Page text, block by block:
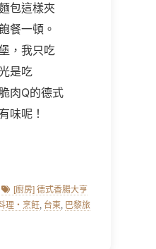
包這樣夾
餐一頓。
，我只吃
是吃
肉Q的德式
味呢！
Tags[廚房] 德式香腸大亨
理‧烹飪, 台東, 巴黎旅